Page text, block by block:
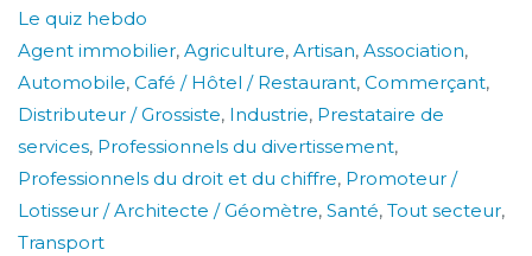
Le quiz hebdo
Agent immobilier, Agriculture, Artisan, Association,
Automobile, Café / Hôtel / Restaurant, Commerçant,
Distributeur / Grossiste, Industrie, Prestataire de
services, Professionnels du divertissement,
Professionnels du droit et du chiffre, Promoteur /
Lotisseur / Architecte / Géomètre, Santé, Tout secteur,
Transport